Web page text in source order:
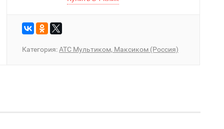
Категория:АТС Мультиком, Максиком (Россия)